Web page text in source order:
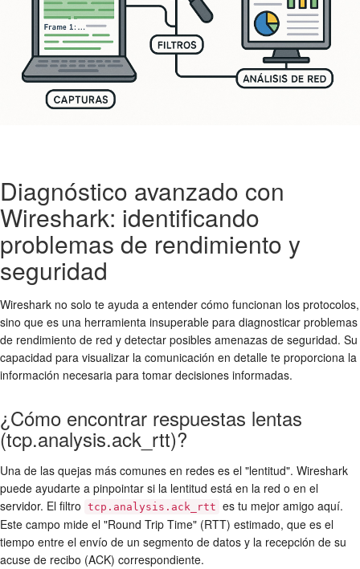
Diagnóstico avanzado con
Wireshark: identificando
problemas de rendimiento y
seguridad
Wireshark no solo te ayuda a entender cómo funcionan los protocolos,
sino que es una herramienta insuperable para diagnosticar problemas
de rendimiento de red y detectar posibles amenazas de seguridad. Su
capacidad para visualizar la comunicación en detalle te proporciona la
información necesaria para tomar decisiones informadas.
¿Cómo encontrar respuestas lentas
(tcp.analysis.ack_rtt)?
Una de las quejas más comunes en redes es el "lentitud". Wireshark
puede ayudarte a pinpointar si la lentitud está en la red o en el
servidor. El filtro tcp.analysis.ack_rtt es tu mejor amigo aquí.
Este campo mide el "Round Trip Time" (RTT) estimado, que es el
tiempo entre el envío de un segmento de datos y la recepción de su
acuse de recibo (ACK) correspondiente.